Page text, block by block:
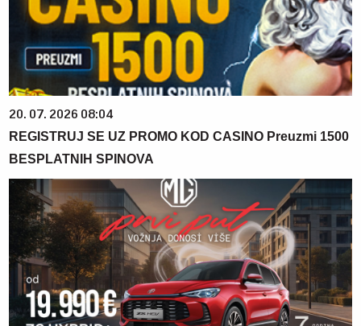
20. 07. 2026 08:04
REGISTRUJ SE UZ PROMO KOD CASINO Preuzmi 1500
BESPLATNIH SPINOVA